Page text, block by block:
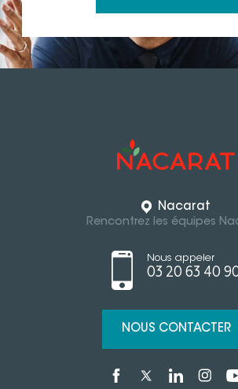
Nacarat
Rencontrez les équipes
Nous appeler
03 20 63 40
NOUS CONTACTER